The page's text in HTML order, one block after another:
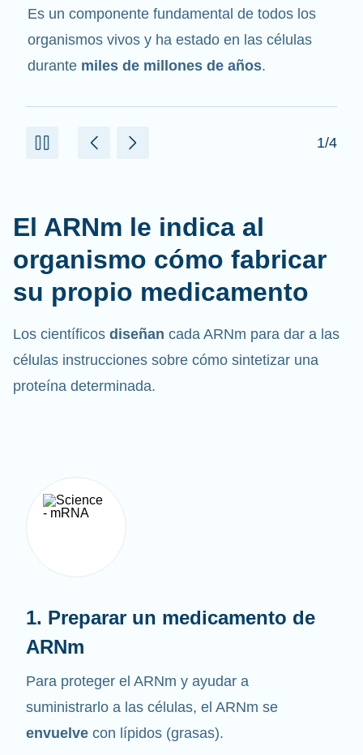
mensajero. Interactúa con otros componentes
de las células que ayudan a sintetizar las
proteínas.
2/4
El ARNm le indica al
organismo cómo fabricar
su propio medicamento
Los científicos diseñan cada ARNm para dar a las
células instrucciones sobre cómo sintetizar una
proteína determinada.
1. Preparar un medicamento de
ARNm
Para proteger el ARNm y ayudar a
suministrarlo a las células, el ARNm se
envuelve con lípidos (grasas).